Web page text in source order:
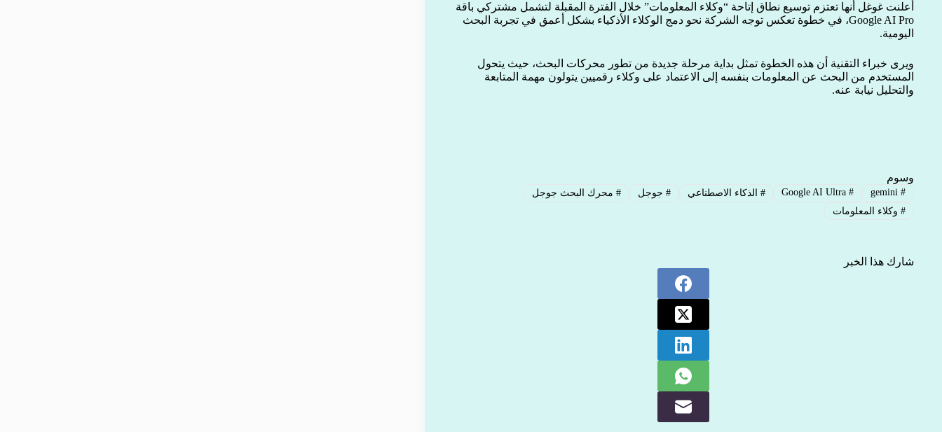
أعلنت غوغل أنها تعتزم توسيع نطاق إتاحة “وكلاء المعلومات” خلال الفترة المقبلة لتشمل مشتركي باقة
Google AI Pro، في خطوة تعكس توجه الشركة نحو دمج الوكلاء الأذكياء بشكل أعمق في تجربة البحث
اليومية.
ويرى خبراء التقنية أن هذه الخطوة تمثل بداية مرحلة جديدة من تطور محركات البحث، حيث يتحول
المستخدم من البحث عن المعلومات بنفسه إلى الاعتماد على وكلاء رقميين يتولون مهمة المتابعة
والتحليل نيابة عنه.
وسوم
#
gemini
#
Google AI Ultra
# الذكاء الاصطناعي # جوجل # محرك البحث جوجل
#وكلاء المعلومات
شارك هذا الخبر